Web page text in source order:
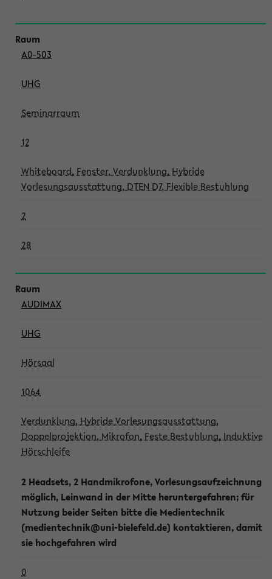
A0-503
UHG
Seminarraum
12
Whiteboard, Fenster, Verdunklung, Hybride
Vorlesungsausstattung, DTEN D7, Flexible Bestuhlung
2
28
AUDIMAX
UHG
Hörsaal
1064
Verdunklung, Hybride Vorlesungsausstattung,
Doppelprojektion, Mikrofon, Feste Bestuhlung, Induktive
Hörschleife
2 Headsets, 2 Handmikrofone, Vorlesungsaufzeichnung
möglich, Leinwand in der Mitte heruntergefahren; für
Nutzung beider Seiten bitte die Medientechnik
(medientechnik@uni-bielefeld.de) kontaktieren, damit
sie hochgefahren wird
0